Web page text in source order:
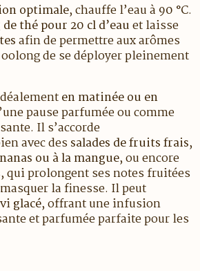
optimale, chauffe l’eau à 90 °C.
de thé pour 20 cl d’eauet laisse
afin de permettre aux arômes
de se déployer pleinement
en matinée ou en
pause parfumée ou comme
Il s’accorde
avec dessalades de fruits frais,
ou à la mangue, ou encore
, qui prolongent ses notes fruitées
la finesse. Il peut
glacé, offrant une infusion
et parfumée parfaite pour les